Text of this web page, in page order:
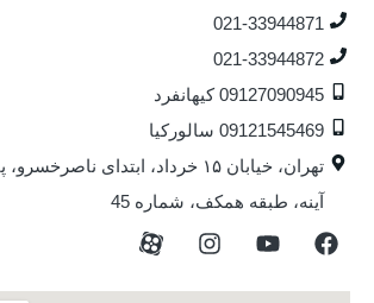
021-33944871
021-33944872
09127090945 کیهانفرد
09121545469 سالورکیا
تهران، خیابان ۱۵ خرداد، ابتدای
آینه، طبقه همکف، شماره 45